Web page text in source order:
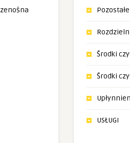
Pozostałe
Środki
Środki
USŁUGI